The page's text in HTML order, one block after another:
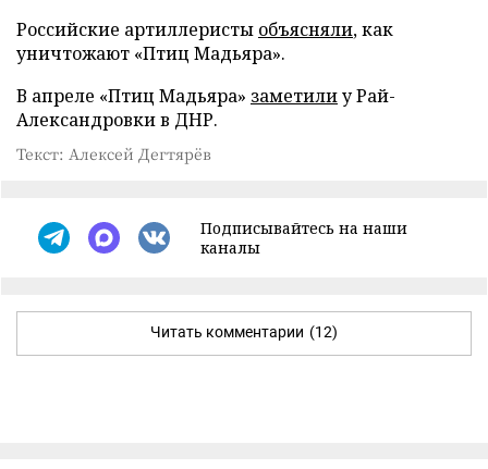
Российские артиллеристы объясняли, как
уничтожают «Птиц Мадьяра».
В апреле «Птиц Мадьяра» заметилиу Рай-
Александровки в ДНР.
Текст: Алексей Дегтярёв
Подписывайтесь на наши
каналы
Читать комментарии (12)